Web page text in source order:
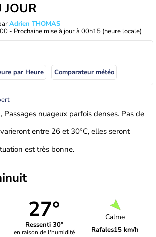
JOUR
Adrien THOMAS
- Prochaine mise à jour à 00h15 (heure locale)
par Heure Comparateur météo
Passages nuageux parfois denses. Pas de
entre 26 et 30°C, elles seront
est très bonne.
27°
Ressenti 30°
en raison de l'humidité
Calme
Rafales15 km/h